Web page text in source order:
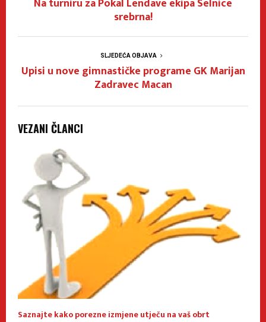
Na turniru za Pokal Lendave ekipa Selnice
srebrna!
SLJEDEĆA OBJAVA
Upisi u nove gimnastičke programe GK Marijan
Zadravec Macan
VEZANI ČLANCI
Saznajte kako porezne izmjene utječu na vaš obrt